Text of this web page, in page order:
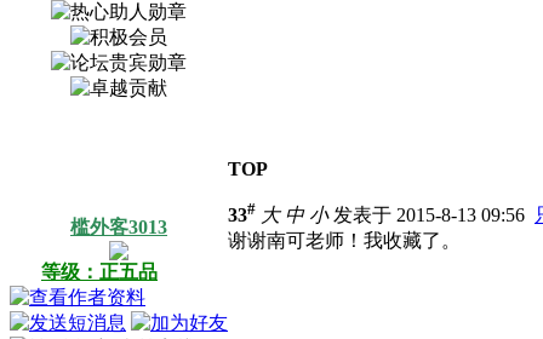
TOP
槛外客3013
等级：正五品
33# 大 中 小发表于 2015-8-13 09:56
谢谢南可老师！我收藏了。